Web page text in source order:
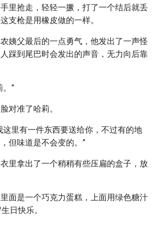
里抢走，轻轻一撅，打了一个结后就丢
支枪是用橡皮做的一样。
姨父最后的一点勇气，他发出了一声怪
踩到尾巴时会发出的声音，无力向后靠
。”
对准了哈莉。
这里有一件东西要送给你，不过有的地
但味道是不会变的。”
里拿出了一个稍稍有些压扁的盒子，放
面是一个巧克力蛋糕，上面用绿色糖汁
日快乐。